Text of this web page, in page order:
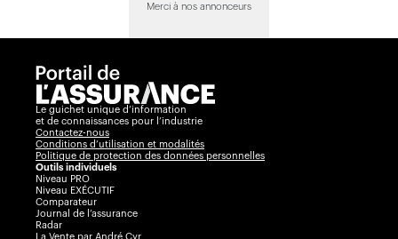
Merci à nos annonceurs
Le guichet unique d’information
et de connaissances pour l’industrie
Contactez-nous
Conditions d’utilisation et modalités
Politique de protection des données personnelles
Outils individuels
Niveau PRO
Niveau EXÉCUTIF
Comparateur
Journal de l’assurance
Radar
La Vente par André Cyr